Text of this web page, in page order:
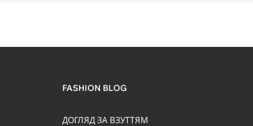
FASHION BLOG
ДОГЛЯД ЗА ВЗУТТЯМ